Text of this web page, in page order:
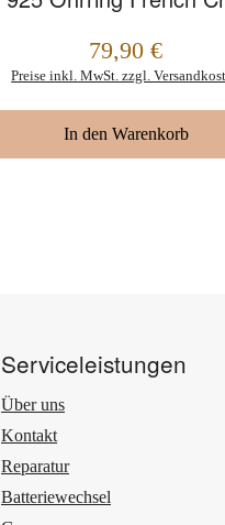
79,90 €
Preise inkl. MwSt. zzgl.
In den Warenkorb
Serviceleistungen
Über uns
Kontakt
Reparatur
Batteriewechsel